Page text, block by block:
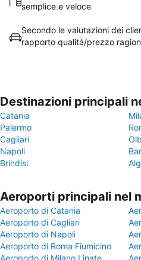
semplice e veloce
Secondo le valutazioni dei
rapporto qualità/prezzo
Destinazioni principali
Catania
Palermo
Cagliari
Napoli
Brindisi
Aeroporti principali nel
Aeroporto di Catania
Aeroporto di Cagliari
Aeroporto di Napoli
Aeroporto di Roma Fiumicino
Aeroporto di Milano Linate